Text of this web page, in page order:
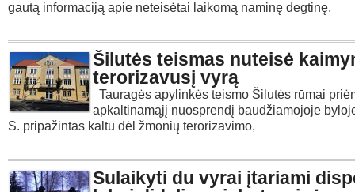
gautą informaciją apie neteisėtai laikomą naminę degtinę,
Šilutės teismas nuteisė
terorizavusį vyrą
Tauragės apylinkės teismo Šilutės rūmai
apkaltinamąjį nuosprendį baudžiamojoje
S. pripažintas kaltu dėl žmonių terorizavimo,
Sulaikyti du vyrai įtariami